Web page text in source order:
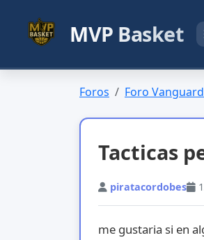
MVP Basket
Foros Foro
Tacticas
piratacordobes
me gustaria si en